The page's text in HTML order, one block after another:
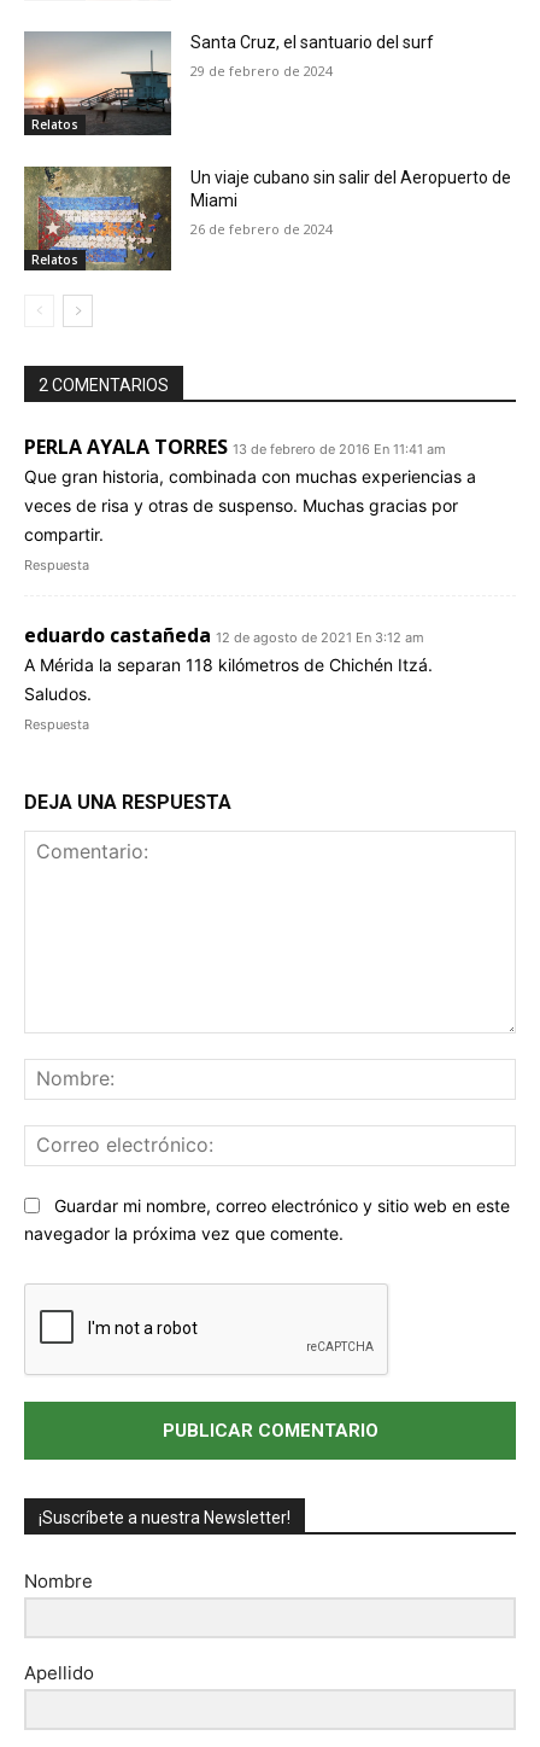
Relatos
Santa Cruz, el santuario del surf
29 de febrero de 2024
Relatos
Un viaje cubano sin salir del Aeropuerto de
Miami
26 de febrero de 2024
2 COMENTARIOS
PERLA AYALA TORRES 13 de febrero de 2016 En 11:41 am
Que gran historia, combinada con muchas experiencias a
veces de risa y otras de suspenso. Muchas gracias por
compartir.
Respuesta
eduardo castañeda 12 de agosto de 2021 En 3:12 am
A Mérida la separan 118 kilómetros de Chichén Itzá.
Saludos.
Respuesta
DEJA UNA RESPUESTA
Sitio
web:
Guardar mi nombre, correo electrónico y sitio web en este
navegador la próxima vez que comente.
¡Suscríbete a nuestra Newsletter!
Nombre
Apellido